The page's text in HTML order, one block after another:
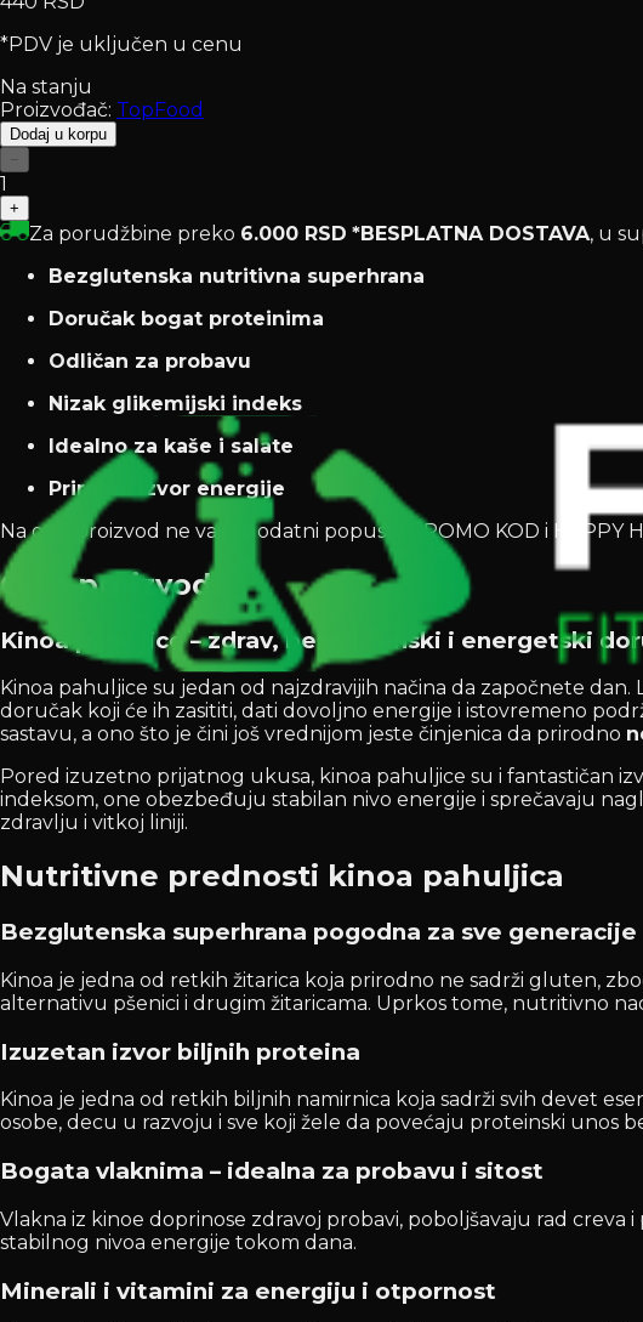
*PDV je uključen u cenu
Na stanju
Proizvođač: TopFood
Dodaj u korpu
−
1
+
Za porudžbine preko 6.000 RSD *BESPLATNA DOSTAVA, u
Bezglutenska nutritivna superhrana
Doručak bogat proteinima
Odličan za probavu
Nizak glikemijski indeks
Idealno za kaše i salate
Prirodni izvor energije
Na ovaj proizvod ne važe dodatni popusti (PROMO KOD i HAPPY
Opis proizvoda
Kinoa pahuljice – zdrav, bezglutenski i energetski
Kinoa pahuljice su jedan od najzdravijih načina da započnete
doručak koji će ih zasititi, dati dovoljno energije i istovremeno
sastavu, a ono što je čini još vrednijom jeste činjenica da prirodno
Pored izuzetno prijatnog ukusa, kinoa pahuljice su i fantastičan
indeksom, one obezbeđuju stabilan nivo energije i sprečavaju
zdravlju i vitkoj liniji.
Nutritivne prednosti kinoa pahuljica
Bezglutenska superhrana pogodna za sve generacije
Kinoa je jedna od retkih žitarica koja prirodno ne sadrži gluten,
alternativu pšenici i drugim žitaricama. Uprkos tome, nutritivno
Izuzetan izvor biljnih proteina
Kinoa je jedna od retkih biljnih namirnica koja sadrži svih devet
osobe, decu u razvoju i sve koji žele da povećaju proteinski unos
Bogata vlaknima – idealna za probavu i sitost
Vlakna iz kinoe doprinose zdravoj probavi, poboljšavaju rad
stabilnog nivoa energije tokom dana.
Minerali i vitamini za energiju i otpornost